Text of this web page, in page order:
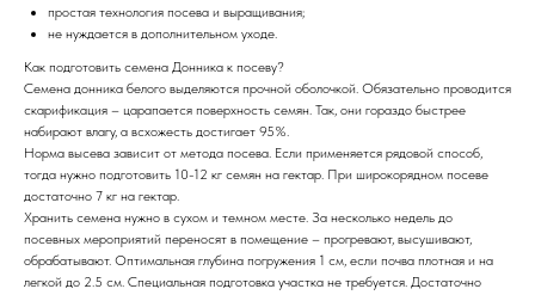
простая технология посева и выращивания;
не нуждается в дополнительном уходе.
Как подготовить семена Донника к посеву?
Семена донника белого выделяются прочной оболочкой. Обязательно проводится
скарификация – царапается поверхность семян. Так, они гораздо быстрее
набирают влагу, а всхожесть достигает 95%.
Норма высева зависит от метода посева. Если применяется рядовой способ,
тогда нужно подготовить 10-12 кг семян на гектар. При широкорядном посеве
достаточно 7 кг на гектар.
Хранить семена нужно в сухом и темном месте. За несколько недель до
посевных мероприятий переносят в помещение – прогревают, высушивают,
обрабатывают. Оптимальная глубина погружения 1 см, если почва плотная и на
легкой до 2.5 см. Специальная подготовка участка не требуется. Достаточно